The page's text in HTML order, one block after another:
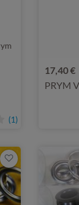
(1)
17,40 €
PRYM